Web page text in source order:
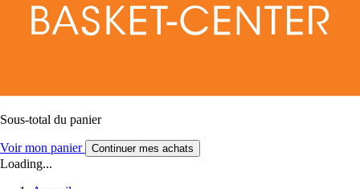
Sous-total du panier
Voir mon panier Continuer mes achats
Loading...